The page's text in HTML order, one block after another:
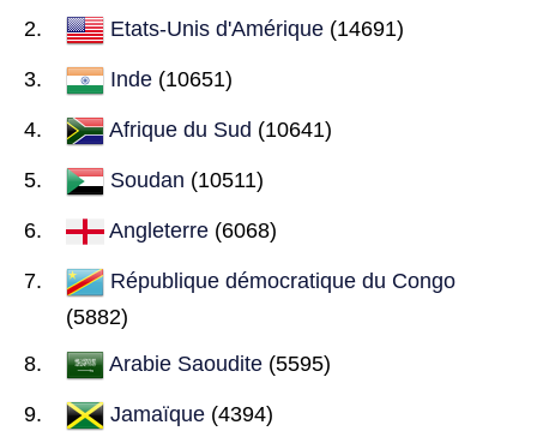
Etats-Unis d'Amérique (14691)
Inde (10651)
Afrique du Sud (10641)
Soudan (10511)
Angleterre (6068)
République démocratique du Congo
(5882)
Arabie Saoudite (5595)
Jamaïque (4394)